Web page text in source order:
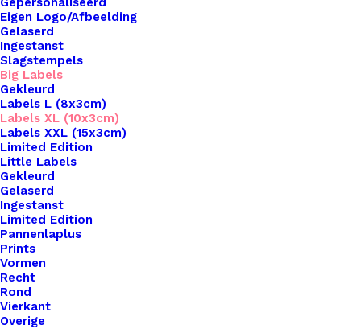
Eigen Logo/Afbeelding
Gelaserd
Ingestanst
Slagstempels
Big Labels
Gekleurd
Labels L (8x3cm)
Labels XL (10x3cm)
Labels XXL (15x3cm)
Limited Edition
Little Labels
Gekleurd
Gelaserd
Ingestanst
Limited Edition
Pannenlaplus
Prints
Vormen
Recht
Rond
Vierkant
Overige
Home
Leren Labels
Makke Troch Mem Met Drukknoop 10x3cm
Makke Troch Mem
Met Drukknoop
10x3cm
€3,50